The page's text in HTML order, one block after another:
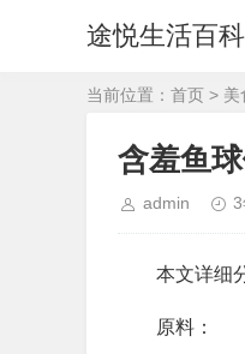
途悦生活百科
当前位置： 首页 > 美
含羞鱼
admin
本文详细
原料：